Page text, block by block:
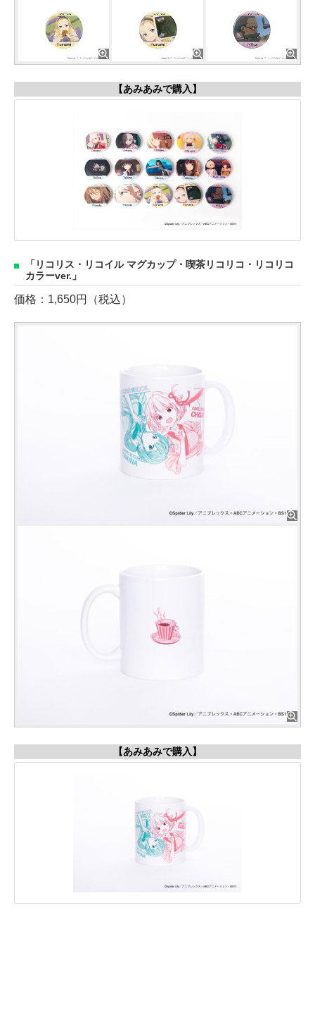
【あみあみで購入】
「リコリス・リコイル マグカップ・喫茶リコリコ・リコリコ
カラーver.」
価格：1,650円（税込）
【あみあみで購入】